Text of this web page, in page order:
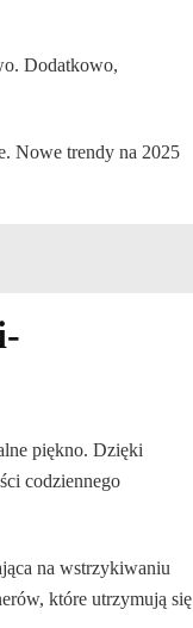
Dodatkowo,
Nowe trendy na 2025
piękno. Dzięki
codziennego
na wstrzykiwaniu
które utrzymują się